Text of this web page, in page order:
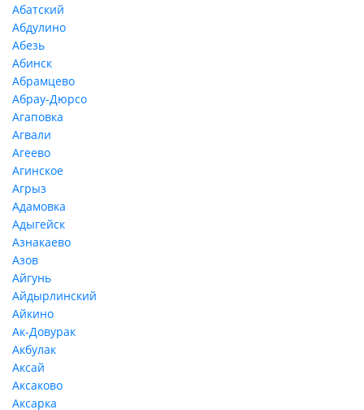
Абатский
Абдулино
Абезь
Абинск
Абрамцево
Абрау-Дюрсо
Агаповка
Агвали
Агеево
Агинское
Агрыз
Адамовка
Адыгейск
Азнакаево
Азов
Айгунь
Айдырлинский
Айкино
Ак-Довурак
Акбулак
Аксай
Аксаково
Аксарка